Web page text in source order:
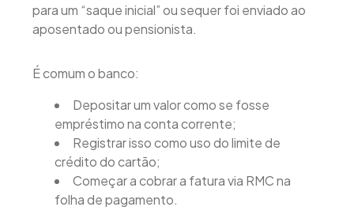
para um “saque inicial” ou sequer foi enviado ao
aposentado ou pensionista.
É comum o banco:
Depositar um valor como se fosse
empréstimo na conta corrente;
Registrar isso como uso do limite de
crédito do cartão;
Começar a cobrar a fatura via RMC na
folha de pagamento.